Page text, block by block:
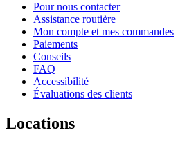
Pour nous contacter
Assistance routière
Mon compte et mes commandes
Paiements
Conseils
FAQ
Accessibilité
Évaluations des clients
Locations